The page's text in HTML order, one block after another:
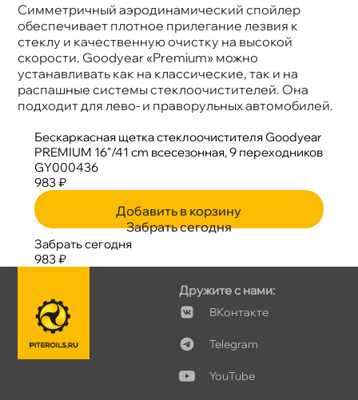
Симметричный аэродинамический спойлер
обеспечивает плотное прилегание лезвия к
стеклу и качественную очистку на высокой
скорости. Goodyear «Premium» можно
устанавливать как на классические, так и на
распашные системы стеклоочистителей. Она
подходит для лево- и праворульных автомобилей.
Бескаркасная щетка стеклоочистителя Goodyear
PREMIUM 16"/41 cm всесезонная, 9 переходнико
GY000436
983 ₽
Добавить в корзину
Забрать сегодня
Забрать сегодня
983 ₽
Дружите с нами:
Контакте
Telegram
YouTube